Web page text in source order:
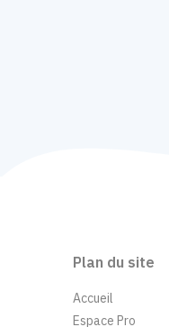
Plan du site
Accueil
Espace Pro